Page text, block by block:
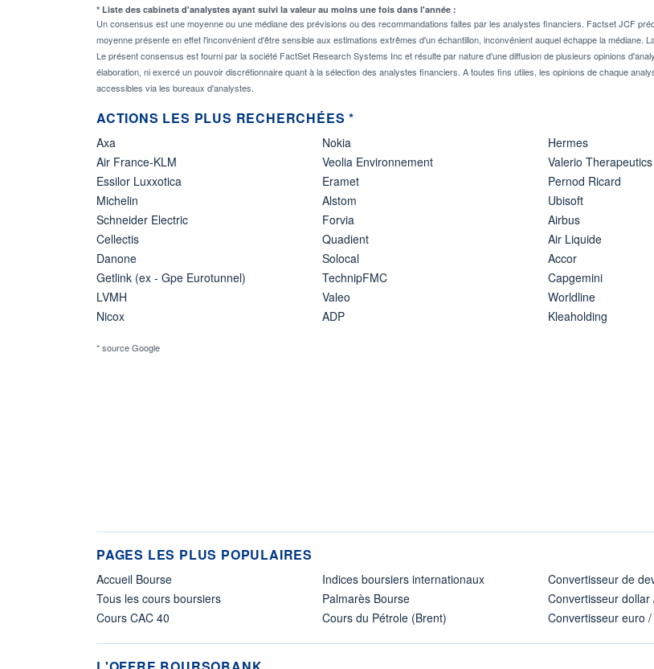
* Liste des cabinets d'analystes ayant suivi la valeur au moins une fois dans l'année :
Un consensus est une moyenne ou une médiane des prévisions ou des recommandations faites par les analystes financiers. Factset JCF
moyenne présente en effet l'inconvénient d'être sensible aux estimations extrêmes d'un échantillon, inconvénient auquel échappe la médiane.
Le présent consensus est fourni par la société FactSet Research Systems Inc et résulte par nature d'une diffusion de plusieurs opinions
élaboration, ni exercé un pouvoir discrétionnaire quant à la sélection des analystes financiers. A toutes fins utiles, les opinions de chaque
accessibles via les bureaux d'analystes.
ACTIONS LES PLUS RECHERCHÉES *
Axa
Air France-KLM
Essilor Luxxotica
Michelin
Schneider Electric
Cellectis
Danone
Getlink (ex - Gpe Eurotunnel)
LVMH
Nicox
Nokia
Veolia Environnement
Eramet
Alstom
Forvia
Quadient
Solocal
TechnipFMC
Valeo
ADP
Hermes
Valerio Therapeutics
Pernod Ricard
Ubisoft
Airbus
Air Liquide
Accor
Capgemini
Worldline
Kleaholding
* source Google
PAGES LES PLUS POPULAIRES
Accueil Bourse
Tous les cours boursiers
Cours CAC 40
Indices boursiers internationaux
Palmarès Bourse
Cours du Pétrole (Brent)
Convertisseur de
Convertisseur dollar
Convertisseur euro